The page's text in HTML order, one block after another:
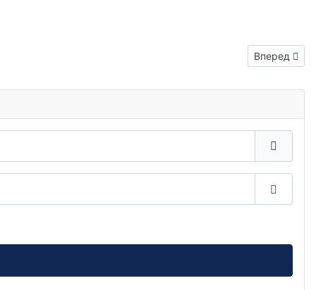
Следующий:
Вперед